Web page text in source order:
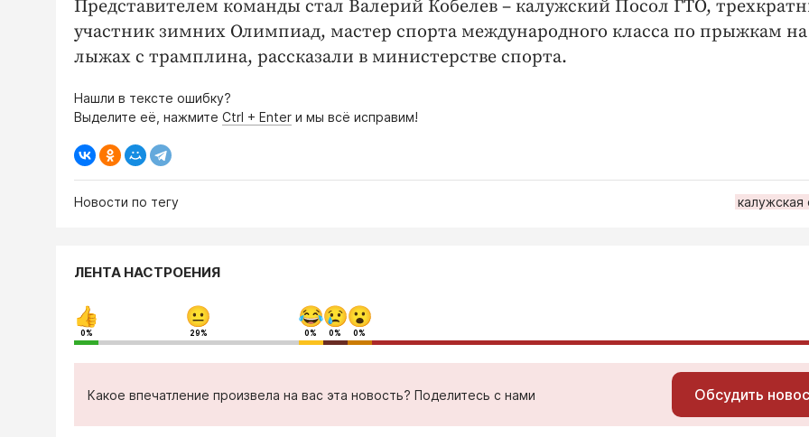
Представителем команды стал Валерий Кобелев – калужский Посол ГТО,
участник зимних Олимпиад, мастер спорта международного класса по прыжкам на
лыжах с трамплина, рассказали в министерстве спорта.
Нашли в тексте ошибку?
Выделите её, нажмите Ctrl + Enter и мы всё исправим!
Новости по тегу калужская
ЛЕНТА НАСТРОЕНИЯ
0% 29% 0% 0% 0%
Какое впечатление произвела на вас эта новость? Поделитесь с нами Обсудить